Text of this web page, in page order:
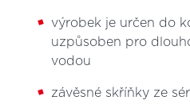
výrobek je určen do
uzpůsoben pro
vodou
závěsné skříňky ze